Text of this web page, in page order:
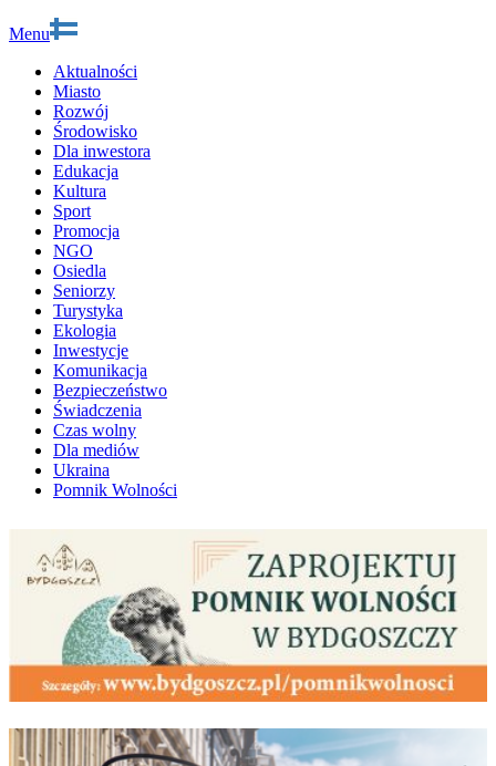
Menu
Aktualności
Miasto
Rozwój
Środowisko
Dla inwestora
Edukacja
Kultura
Sport
Promocja
NGO
Osiedla
Seniorzy
Turystyka
Ekologia
Inwestycje
Komunikacja
Bezpieczeństwo
Świadczenia
Czas wolny
Dla mediów
Ukraina
Pomnik Wolności